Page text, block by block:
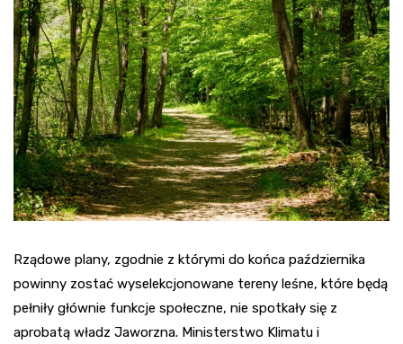
Rządowe plany, zgodnie z którymi do końca października
powinny zostać wyselekcjonowane tereny leśne, które będą
pełniły głównie funkcje społeczne, nie spotkały się z
aprobatą władz Jaworzna. Ministerstwo Klimatu i